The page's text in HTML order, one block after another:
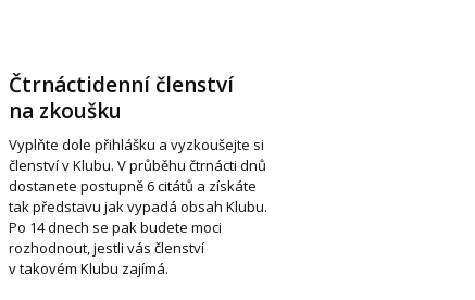
Čtrnáctidenní členství
na zkoušku
Vyplňte dole přihlášku a vyzkoušejte si
členství v Klubu. V průběhu čtrnácti dnů
dostanete postupně 6 citátů a získáte
tak představu jak vypadá obsah Klubu.
Po 14 dnech se pak budete moci
rozhodnout, jestli vás členství
v takovém Klubu zajímá.